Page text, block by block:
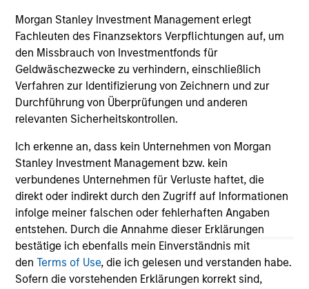
Morgan Stanley Investment Management erlegt
Fachleuten des Finanzsektors Verpflichtungen auf, um
den Missbrauch von Investmentfonds für
Geldwäschezwecke zu verhindern, einschließlich
Verfahren zur Identifizierung von Zeichnern und zur
Durchführung von Überprüfungen und anderen
relevanten Sicherheitskontrollen.
Ich erkenne an, dass kein Unternehmen von Morgan
Stanley Investment Management bzw. kein
verbundenes Unternehmen für Verluste haftet, die
direkt oder indirekt durch den Zugriff auf Informationen
infolge meiner falschen oder fehlerhaften Angaben
entstehen. Durch die Annahme dieser Erklärungen
bestätige ich ebenfalls mein Einverständnis mit
denTerms of Use, die ich gelesen und verstanden habe.
Sofern die vorstehenden Erklärungen korrekt sind,
risikobewusste Anlageziel der Strategie und
warum man jetzt investieren sollte. Mehr dazu
erfahren Sie in diesem Video.
20-APR-2026
May not represent all Team Members.
The information on this page is for informational
purposes only. The information contained herein does
not constitute and should not be construed as an
offering of advisory services or an offer to sell or a
solicitation of an offer to buy any securities in any
jurisdiction in which such offer or solicitation,
purchase or sale would be unlawful under the